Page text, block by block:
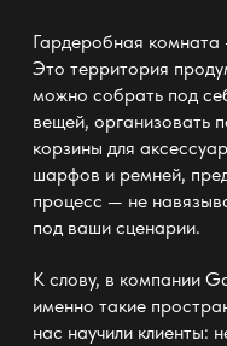
Гардеробная
Это территория
можно собрать под
вещей, организовать
корзины для
шарфов и ремней,
процесс — не
под ваши сценарии.
К слову, в компании
именно такие
нас научили клиенты: